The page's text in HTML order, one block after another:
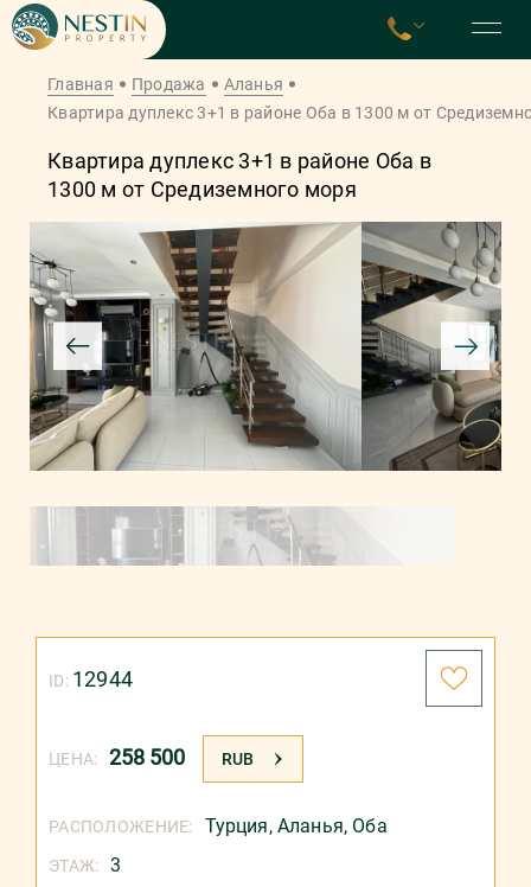
Главная Продажа
Аланья
Квартира дуплекс 3+1 в районе Оба в 1300 м от
Квартира дуплекс 3+1 в районе Оба в
1300 м от Средиземного моря
ЦЕНА: 258 500 RUB
ID: 12944
РАСПОЛОЖЕНИЕ: Турция, Аланья, Оба
ЭТАЖ: 3